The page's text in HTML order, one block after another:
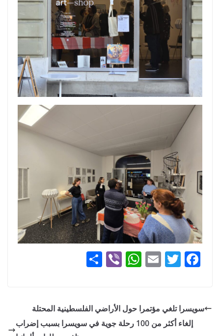
F
a
e
b
T
w
er
E
m
l
W
h
s
A
Vi
b
e
سويسرا تلغي مؤتمرا حول الأراضي الفلسطينية المحتلة
إلغاء أكثر من 100 رحلة جوية في سويسرا بسبب إضراب